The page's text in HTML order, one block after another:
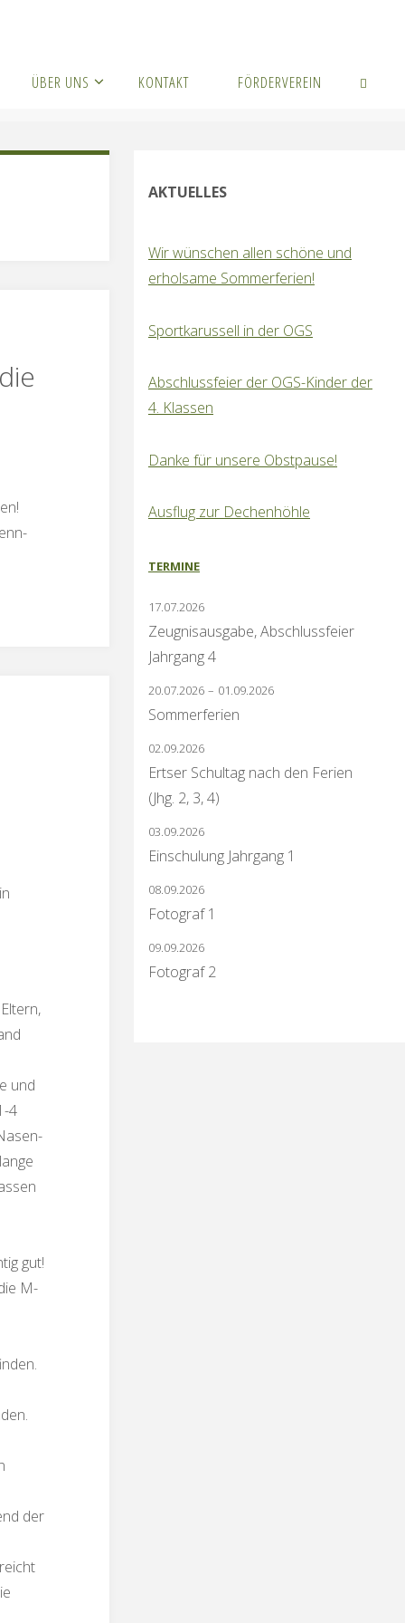
ÜBER UNS KONTAKT FÖRDERVEREIN
und
4
gut!
M-
der
AKTUELLES
Wir wünschen allen schöne und
erholsame Sommerferien!
Sportkarussell in der OGS
Abschlussfeier der OGS-Kinder der
4. Klassen
Danke für unsere Obstpause!
Ausflug zur Dechenhöhle
TERMINE
17.07.2026
Zeugnisausgabe, Abschlussfeier
Jahrgang 4
20.07.2026 – 01.09.2026
Sommerferien
02.09.2026
Ertser Schultag nach den Ferien
(Jhg. 2, 3, 4)
03.09.2026
Einschulung Jahrgang 1
08.09.2026
Fotograf 1
09.09.2026
Fotograf 2